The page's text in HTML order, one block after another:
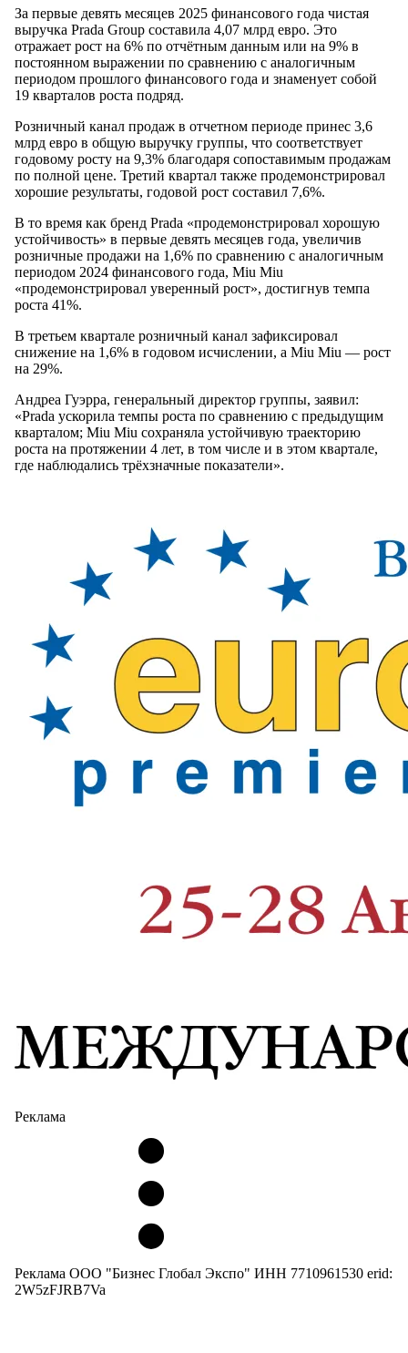
За первые девять месяцев 2025 финансового года чистая
выручка Prada Group составила 4,07 млрд евро. Это
отражает рост на 6% по отчётным данным или на 9% в
постоянном выражении по сравнению с аналогичным
периодом прошлого финансового года и знаменует собой
19 кварталов роста подряд.
Розничный канал продаж в отчетном периоде принес 3,6
млрд евро в общую выручку группы, что соответствует
годовому росту на 9,3% благодаря сопоставимым продажам
по полной цене. Третий квартал также продемонстрировал
хорошие результаты, годовой рост составил 7,6%.
В то время как бренд Prada «продемонстрировал хорошую
устойчивость» в первые девять месяцев года, увеличив
розничные продажи на 1,6% по сравнению с аналогичным
периодом 2024 финансового года, Miu Miu
«продемонстрировал уверенный рост», достигнув темпа
роста 41%.
В третьем квартале розничный канал зафиксировал
снижение на 1,6% в годовом исчислении, а Miu Miu — рост
на 29%.
Андреа Гуэрра, генеральный директор группы, заявил:
«Prada ускорила темпы роста по сравнению с предыдущим
кварталом; Miu Miu сохраняла устойчивую траекторию
роста на протяжении 4 лет, в том числе и в этом квартале,
где наблюдались трёхзначные показатели».
Реклама
Реклама ООО "Бизнес Глобал Экспо" ИНН 7710961530 erid:
2W5zFJRB7Va